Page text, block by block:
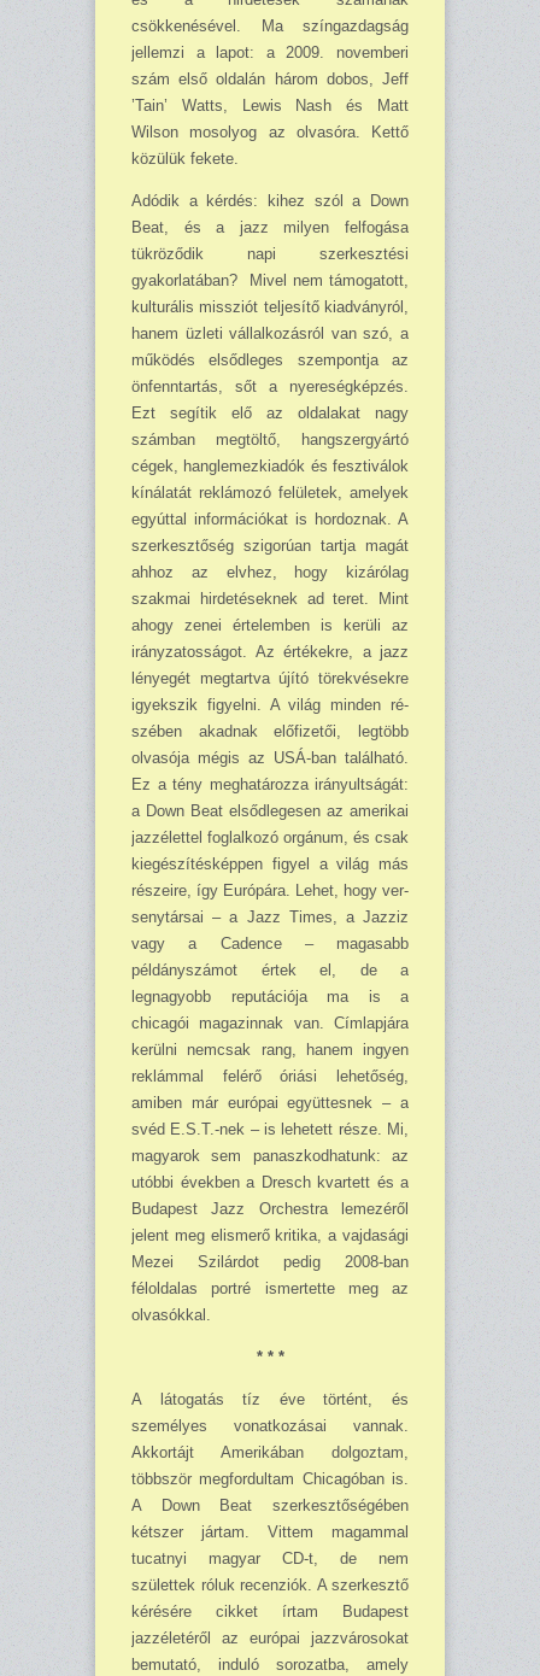
csökkenésével. Ma színgazdagság
jellemzi a lapot: a 2009. novemberi
szám első oldalán három dobos, Jeff
’Tain’ Watts, Lewis Nash és Matt
Wilson mosolyog az olvasóra. Kettő
közülük fekete.
Adódik a kérdés: kihez szól a Down
Beat, és a jazz milyen felfogása
tükröződik napi szerkesztési
gyakorlatában? Mivel nem támogatott,
kulturális missziót teljesítő kiadványról,
hanem üzleti vállalkozásról van szó, a
működés elsődleges szempontja az
önfenntartás, sőt a nyereségképzés.
Ezt segítik elő az oldalakat nagy
számban megtöltő, hangszergyártó
cégek, hanglemezkiadók és fesztiválok
kínálatát reklámozó felületek, amelyek
egyúttal infor­má­ciókat is hordoznak. A
szerkesztőség szigorúan tartja magát
ahhoz az elvhez, hogy kizárólag
szakmai hirdetéseknek ad teret. Mint
ahogy zenei értelemben is kerüli az
irány­zatosságot. Az értékekre, a jazz
lényegét megtartva újító törekvésekre
igyekszik figyelni. A világ minden ré­
szében akadnak előfizetői, legtöbb
olvasója mégis az USÁ-ban található.
Ez a tény meg­határozza irányultságát:
a Down Beat elsődlegesen az amerikai
jazzélettel foglalkozó orgá­num, és csak
kiegészítésképpen figyel a világ más
részeire, így Európára. Lehet, hogy ver­
senytársai – a Jazz Times, a Jazziz
vagy a Cadence – magasabb
példányszámot értek el, de a
legnagyobb reputációja ma is a
chicagói magazinnak van. Címlapjára
kerülni nemcsak rang, hanem ingyen
reklámmal felérő óriási lehetőség,
amiben már európai együttesnek – a
svéd E.S.T.-nek – is lehetett része. Mi,
magyarok sem panaszkodhatunk: az
utóbbi években a Dresch kvartett és a
Budapest Jazz Orchestra lemezéről
jelent meg elismerő kritika, a vajdasági
Mezei Szilárdot pedig 2008-ban
féloldalas portré ismertette meg az
olvasókkal.
* * *
A látogatás tíz éve történt, és
személyes vonatkozásai vannak.
Akkortájt Amerikában dolgoz­tam,
többször megfordultam Chicagóban is.
A Down Beat szerkesztőségében
kétszer jártam. Vittem magammal
tucatnyi magyar CD-t, de nem
születtek róluk recenziók. A szerkesztő
kérésére cikket írtam Budapest
jazzéletéről az európai jazzvárosokat
bemutató, induló soro­zatba, amely